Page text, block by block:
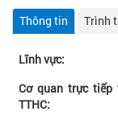
Thông tin Trình
Lĩnh vực:
Cơ quan trực tiếp
TTHC: